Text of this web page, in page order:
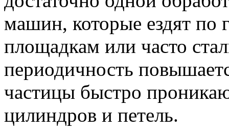
машин, которые ездят по
площадкам или часто
периодичность
частицы быстро
цилиндров и петель.